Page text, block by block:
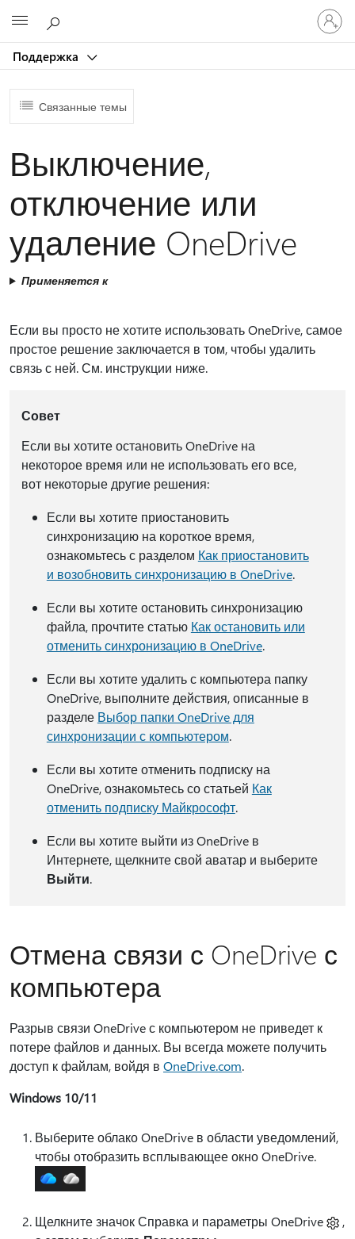
Поддержка
Связанные темы
Выключение,
отключение или
удаление OneDrive
Применяется к
Если вы просто не хотите использовать OneDrive, самое
простое решение заключается в том, чтобы удалить
связь с ней. См. инструкции ниже.
Совет
Если вы хотите остановить OneDrive на
некоторое время или не использовать его все,
вот некоторые другие решения:
Если вы хотите приостановить
синхронизацию на короткое время,
ознакомьтесь с разделом Как приостановить
и возобновить синхронизацию в OneDrive.
Если вы хотите остановить синхронизацию
файла, прочтите статью Как остановить или
отменить синхронизацию в OneDrive.
Если вы хотите удалить с компьютера папку
OneDrive, выполните действия, описанные в
разделе Выбор папки OneDrive для
синхронизации с компьютером.
Если вы хотите отменить подписку на
OneDrive, ознакомьтесь со статьей Как
отменить подписку Майкрософт.
Если вы хотите выйти из OneDrive в
Интернете, щелкните свой аватар и выберите
Выйти.
Отмена связи с OneDrive с
компьютера
Разрыв связи OneDrive с компьютером не приведет к
потере файлов и данных. Вы всегда можете получить
доступ к файлам, войдя в OneDrive.com.
Windows 10/11
Выберите облако OneDrive в области уведомлений,
чтобы отобразить всплывающее окно OneDrive.
Щелкните значок Справка и параметры OneDrive
,